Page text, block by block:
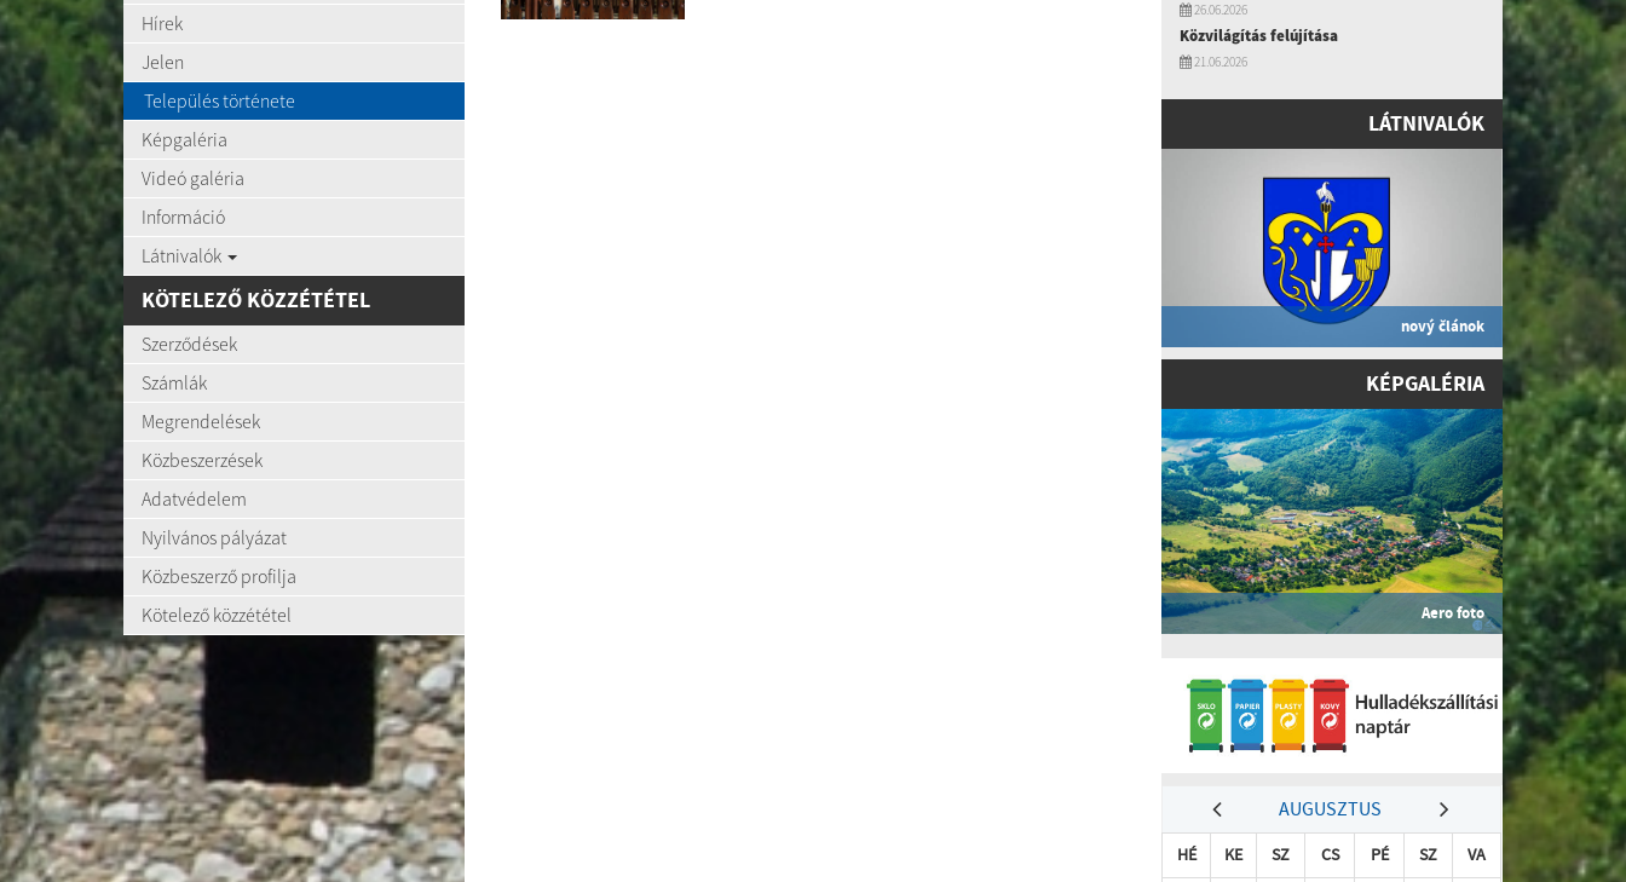
Hírek
Jelen
Település története
Képgaléria
Videó galéria
Információ
Látnivalók
KÖTELEZŐ KÖZZÉTÉTEL
Szerződések
Számlák
Megrendelések
Közbeszerzések
Adatvédelem
Nyilvános pályázat
Közbeszerző profilja
Kötelező közzététel
26.06.2026
Közvilágítás felújítása
21.06.2026
LÁTNIVALÓK
nový článok
KÉPGALÉRIA
Aero foto
AUGUSZTUS
HÉ KE SZ CS PÉ SZ
VA